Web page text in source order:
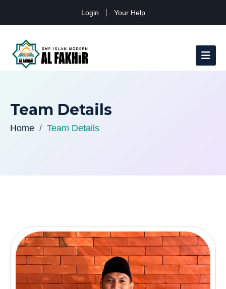
Login Your Help
Team Details
Home Team Details